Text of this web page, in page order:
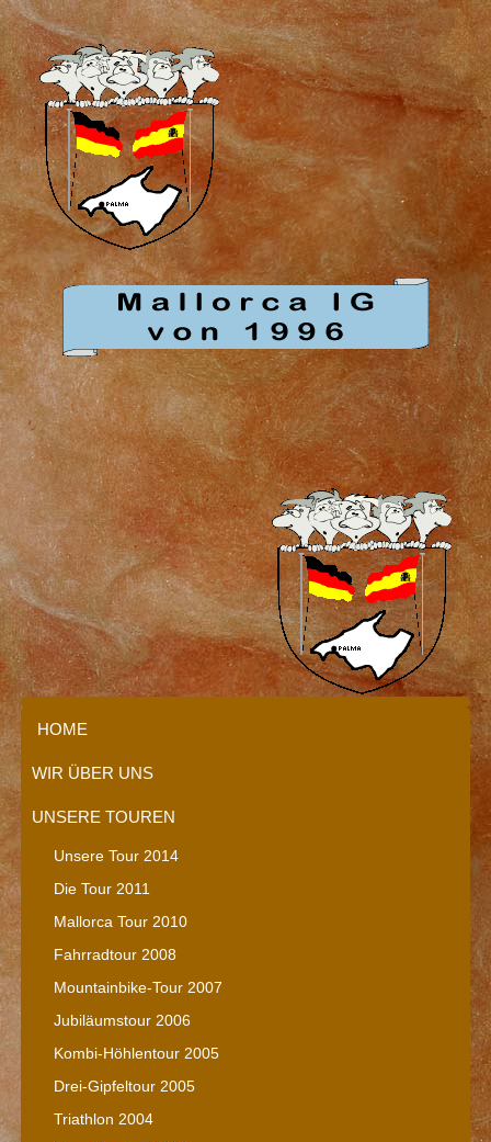
HOME
WIR ÜBER UNS
UNSERE TOUREN
Unsere Tour 2014
Die Tour 2011
Mallorca Tour 2010
Fahrradtour 2008
Mountainbike-Tour 2007
Jubiläumstour 2006
Kombi-Höhlentour 2005
Drei-Gipfeltour 2005
Triathlon 2004